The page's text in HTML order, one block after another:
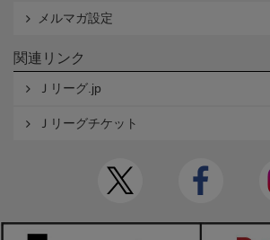
メルマガ設定
関連リンク
Ｊリーグ.jp
Ｊリーグチケット